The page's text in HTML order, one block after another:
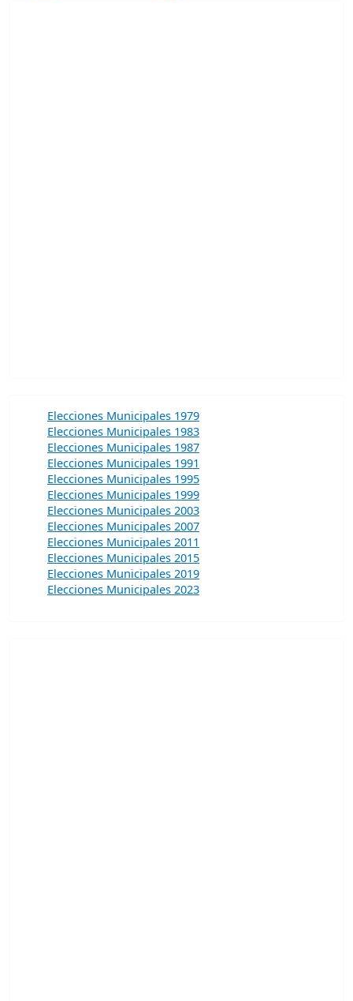
Elecciones Municipales 1979
Elecciones Municipales 1983
Elecciones Municipales 1987
Elecciones Municipales 1991
Elecciones Municipales 1995
Elecciones Municipales 1999
Elecciones Municipales 2003
Elecciones Municipales 2007
Elecciones Municipales 2011
Elecciones Municipales 2015
Elecciones Municipales 2019
Elecciones Municipales 2023